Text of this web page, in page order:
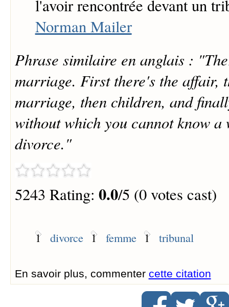
l'avoir rencontrée devant un
Norman Mailer
Phrase similaire en anglais :
marriage. First there's the affair,
marriage, then children, and
without which you cannot know a
divorce."
5243 Rating: 0.0/5 (0 votes cast)
1 divorce 1 femme 1 tribunal
En savoir plus, commenter cette citation